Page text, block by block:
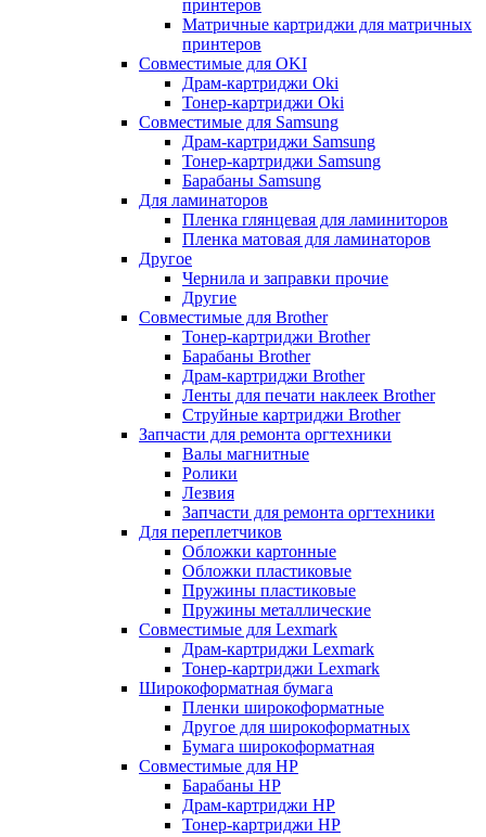
принтеров
Матричные картриджи для матричных
принтеров
Совместимые для OKI
Драм-картриджи Oki
Тонер-картриджи Oki
Совместимые для Samsung
Драм-картриджи Samsung
Тонер-картриджи Samsung
Барабаны Samsung
Для ламинаторов
Пленка глянцевая для ламиниторов
Пленка матовая для ламинаторов
Другое
Чернила и заправки прочие
Другие
Совместимые для Brother
Тонер-картриджи Brother
Барабаны Brother
Драм-картриджи Brother
Ленты для печати наклеек Brother
Струйные картриджи Brother
Запчасти для ремонта оргтехники
Валы магнитные
Ролики
Лезвия
Запчасти для ремонта оргтехники
Для переплетчиков
Обложки картонные
Обложки пластиковые
Пружины пластиковые
Пружины металлические
Совместимые для Lexmark
Драм-картриджи Lexmark
Тонер-картриджи Lexmark
Широкоформатная бумага
Пленки широкоформатные
Другое для широкоформатных
Бумага широкоформатная
Совместимые для HP
Барабаны HP
Драм-картриджи HP
Тонер-картриджи HP